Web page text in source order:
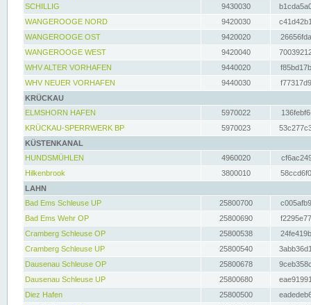
SCHILLIG
9430030
WANGEROOGE NORD
9420030
WANGEROOGE OST
9420020
WANGEROOGE WEST
9420040
WHV ALTER VORHAFEN
9440020
WHV NEUER VORHAFEN
9440030
KRÜCKAU
ELMSHORN HAFEN
5970022
KRÜCKAU-SPERRWERK BP
5970023
KÜSTENKANAL
HUNDSMÜHLEN
4960020
Hilkenbrook
3800010
LAHN
Bad Ems Schleuse UP
25800700
Bad Ems Wehr OP
25800690
Cramberg Schleuse OP
25800538
Cramberg Schleuse UP
25800540
Dausenau Schleuse OP
25800678
Dausenau Schleuse UP
25800680
Diez Hafen
25800500